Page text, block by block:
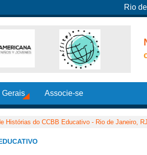
Rio
Gerais Associe-se
Histórias do CCBB Educativo - Rio de Janeiro, RJ